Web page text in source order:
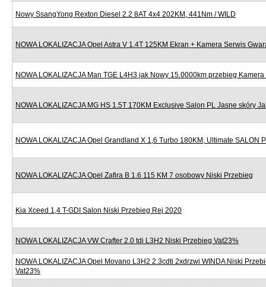
Nowy SsangYong Rexton Diesel 2.2 8AT 4x4 202KM, 441Nm / WILD
NOWA LOKALIZACJA Opel Astra V 1.4T 125KM Ekran + Kamera Serwis
NOWA LOKALIZACJA Man TGE L4H3 jak Nowy 15.0000km przebieg Kamera
NOWA LOKALIZACJA MG HS 1.5T 170KM Exclusive Salon PL Jasne skóry
NOWA LOKALIZACJA Opel Grandland X 1,6 Turbo 180KM, Ultimate SALON
NOWA LOKALIZACJA Opel Zafira B 1.6 115 KM 7 osobowy Niski Przebieg
Kia Xceed 1,4 T-GDI Salon Niski Przebieg Rej 2020
NOWA LOKALIZACJA VW Crafter 2.0 tdi L3H2 Niski Przebieg Vat23%
NOWA LOKALIZACJA Opel Movano L3H2 2.3cdti 2xdrzwi WINDA Niski
Vat23%